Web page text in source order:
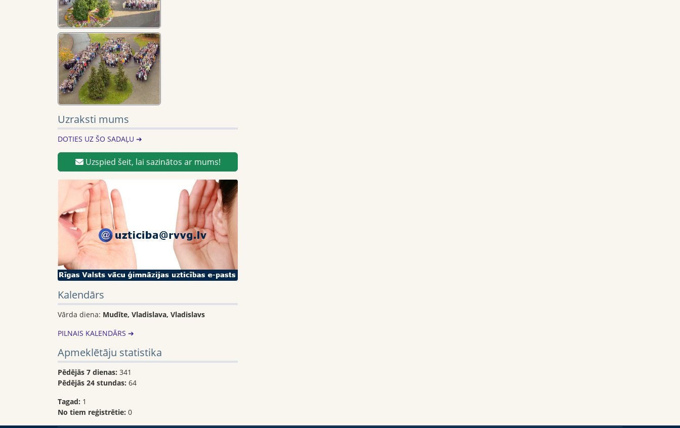
Uzraksti mums
DOTIES UZ ŠO SADAĻU ➔
Uzspied šeit, lai sazinātos ar mums!
Kalendārs
Vārda diena: Mudīte, Vladislava, Vladislavs
PILNAIS KALENDĀRS ➔
Apmeklētāju statistika
Pēdējās 7 dienas: 341
Pēdējās 24 stundas: 64
Tagad: 1
No tiem reģistrētie: 0